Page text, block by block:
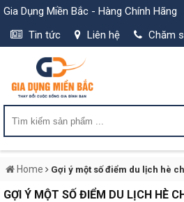
Gia Dụng Miền Bắc - Hàng Chính Hãng
Tin tức
Liên hệ Chăm
Home Gợi ý một số điểm du lịch hè
GỢI Ý MỘT SỐ ĐIỂM DU LỊCH HÈ